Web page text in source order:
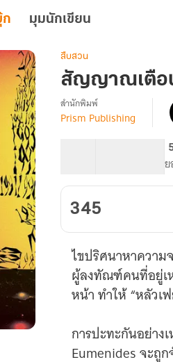
ก มุมนักเขียน
สืบสวน
สัญญาณเตือ
เรื่อง
สำนักพิมพ์
Prism Publishing
345
ไขปริศนาหาควา
ผู้ลงทัณฑ์คนที่อยู่เ
หน้า ทำให้ “หลัว
การปะทะกันอย่าง
Eumenides จะถู